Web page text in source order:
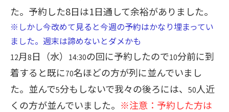
た。予約した8日は1日通して余裕がありました。
※しかし今改めて見ると今週の予約はかなり埋まってい
ました。週末は諦めないとダメかも
12月8 日（水） 14:30の回に予約したので10分前に到
着すると既に70名ほどの方が列に並んでいまし
た。並んで5分もしないで我々の後ろには、 50人近
くの方が並んでいました。 ※注意：予約した方は